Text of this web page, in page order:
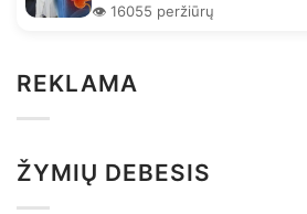
👁️ 16055 peržiūrų
REKLAMA
ŽYMIŲ DEBESIS